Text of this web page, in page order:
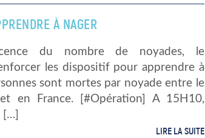
À NAGER
du nombre de noyades, le
les dispositif pour apprendre à
sont mortes par noyade entre le
en France. [#Opération] A 15H10,
[…]
LIRE LA SUITE